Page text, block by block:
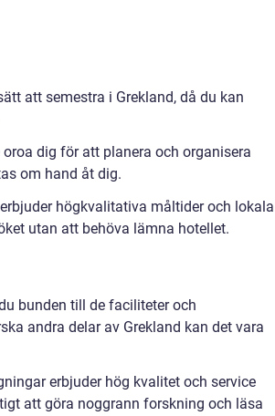
att semestra i Grekland, då du kan
dig för att planera och organisera
om hand åt dig.
högkvalitativa måltider och lokala
utan att behöva lämna hotellet.
bunden till de faciliteter och
andra delar av Grekland kan det vara
erbjuder hög kvalitet och service
att göra noggrann forskning och läsa